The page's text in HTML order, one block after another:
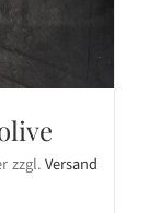
zzgl.Versand